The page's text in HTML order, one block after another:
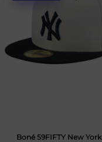
Boné 59FIFTY New York